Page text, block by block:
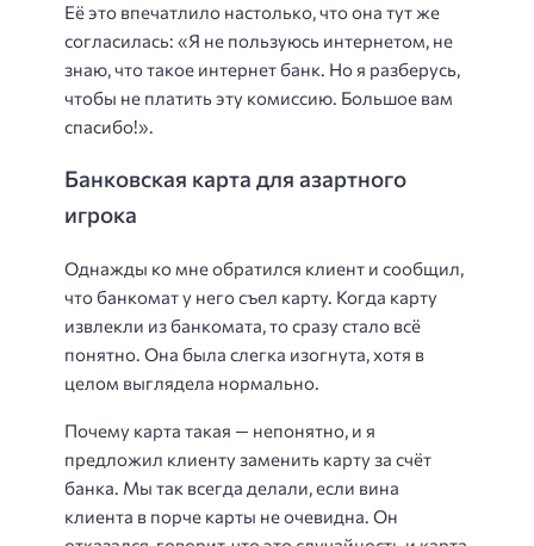
Её это впечатлило настолько, что она тут же
согласилась: «Я не пользуюсь интернетом, не
знаю, что такое интернет банк. Но я разберусь,
чтобы не платить эту комиссию. Большое вам
спасибо!».
Банковская карта для азартного
игрока
Однажды ко мне обратился клиент и сообщил,
что банкомат у него съел карту. Когда карту
извлекли из банкомата, то сразу стало всё
понятно. Она была слегка изогнута, хотя в
целом выглядела нормально.
Почему карта такая — непонятно, и я
предложил клиенту заменить карту за счёт
банка. Мы так всегда делали, если вина
клиента в порче карты не очевидна. Он